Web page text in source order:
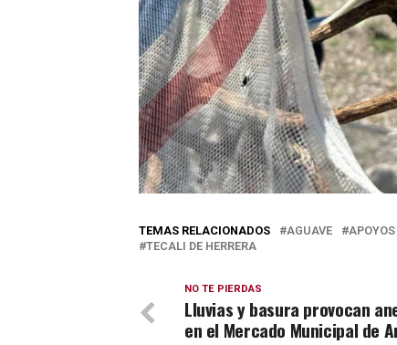
TEMAS RELACIONADOS AGUAVE APOYOS
TECALI DE HERRERA
NO TE PIERDAS
Lluvias y basura provocan
en el Mercado Municipal de